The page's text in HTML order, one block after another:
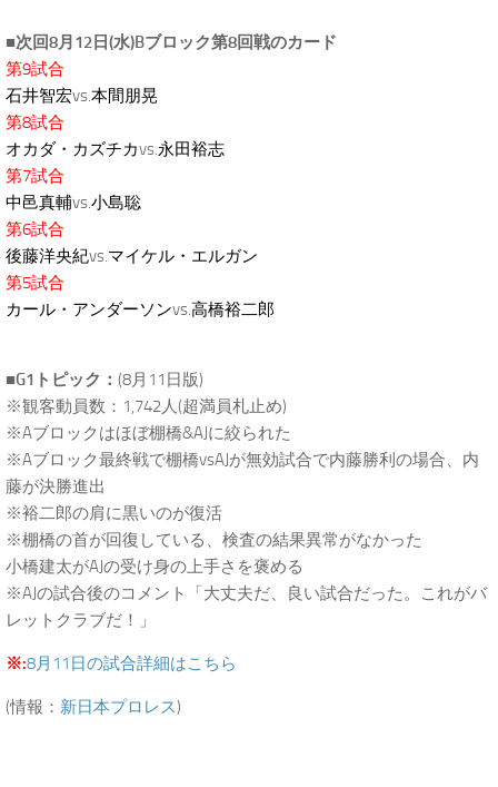
■次回8月12日(水)Bブロック第8回戦のカード
第9試合
石井智宏vs.本間朋晃
第8試合
オカダ・カズチカvs.永田裕志
第7試合
中邑真輔vs.小島聡
第6試合
後藤洋央紀vs.マイケル・エルガン
第5試合
カール・アンダーソンvs.高橋裕二郎
■G1トピック： (8月11日版)
※観客動員数：1,742人(超満員札止め)
※Aブロックはほぼ棚橋&AJに絞られた
※Aブロック最終戦で棚橋vsAJが無効試合で内藤勝利の場合、内
藤が決勝進出
※裕二郎の肩に黒いのが復活
※棚橋の首が回復している、検査の結果異常がなかった
小橋建太がAJの受け身の上手さを褒める
※AJの試合後のコメント「大丈夫だ、良い試合だった。これがバ
レットクラブだ！」
※:8月11日の試合詳細はこちら
(情報： 新日本プロレス)